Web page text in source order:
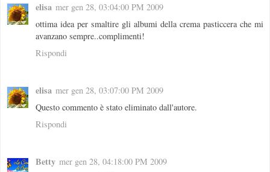
elisa mer gen 28, 03:04:00 PM 2009
ottima idea per smaltire gli albumi della crema pasticcera che mi
avanzano sempre..complimenti!
Rispondi
elisa mer gen 28, 03:07:00 PM 2009
Questo commento è stato eliminato dall'autore.
Rispondi
Betty mer gen 28, 04:18:00 PM 2009